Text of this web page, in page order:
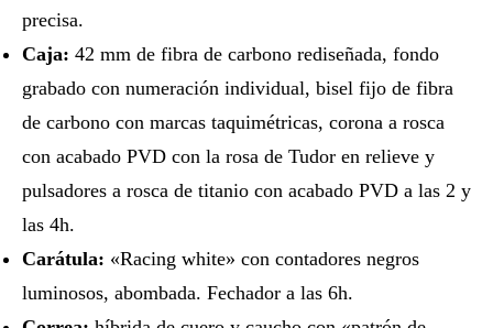
precisa.
Caja: 42 mm de fibra de carbono rediseñada, fondo
grabado con numeración individual, bisel fijo de fibra
de carbono con marcas taquimétricas, corona a rosca
con acabado PVD con la rosa de Tudor en relieve y
pulsadores a rosca de titanio con acabado PVD a las 2 y
las 4h.
Carátula: «Racing white» con contadores negros
luminosos, abombada. Fechador a las 6h.